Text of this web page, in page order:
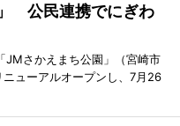
公民連携でにぎわ
JMさかえまち公園」（宮崎市
ューアルオープンし、7月26